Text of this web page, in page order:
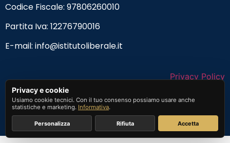
Codice Fiscale: 97806260010
Partita Iva: 12276790016
E-mail: info@istitutoliberale.it
Privacy Policy
Termini e Condizioni
Privacy e cookie
Usiamo cookie tecnici. Con il tuo consenso possiamo usare anche
statistiche e marketing. Informativa.
Personalizza Rifiuta Accetta